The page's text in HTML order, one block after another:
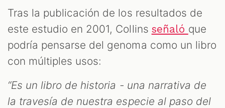
Tras la publicación de los resultados de
este estudio en 2001, Collins señaló que
podría pensarse del genoma como un libro
con múltiples usos:
“Es un libro de historia - una narrativa de
la travesía de nuestra especie al paso del